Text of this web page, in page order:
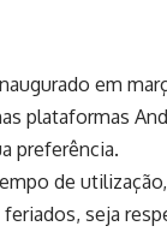
em
plataformas
preferência.
de
seja